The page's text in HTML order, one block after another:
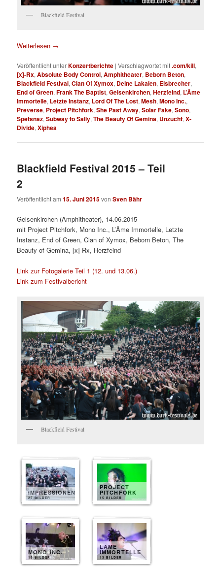
Blackfield Festival
Weiterlesen →
Veröffentlicht unterKonzertberichte |Verschlagwortet mit.com/kill,
[x]-Rx,Absolute Body Control,Amphitheater, Beborn Beton,
Blackfield Festival,Clan Of Xymox, Deine Lakaien, Eisbrecher,
End of Green,Frank The Baptist,Gelsenkirchen,Herzfeind, L’Âme
Immortelle, Letzte Instanz, Lord Of The Lost,Mesh,Mono Inc.,
Preverse, Project Pitchfork,She Past Away,Solar Fake,Sono,
Spetsnaz,Subway to Sally,The Beauty Of Gemina, Unzucht,X-
Divide,Xiphea
Blackfield Festival 2015 – Teil
2
Veröffentlicht am15. Juni 2015vonSven Bähr
Gelsenkirchen (Amphitheater), 14.06.2015
mit Project Pitchfork, Mono Inc., L’Âme Immortelle, Letzte
Instanz, End of Green, Clan of Xymox, Beborn Beton, The
Beauty of Gemina, [x]-Rx, Herzfeind
Link zur Fotogalerie Teil 1 (12. und 13.06.)
Link zum Festivalbericht
Blackfield Festival
IMPRESSIONEN
25 BILDER
PROJECT
PITCHFORK
15 BILDER
MONO INC.
15 BILDER
LAME
IMMORTELLE
13 BILDER